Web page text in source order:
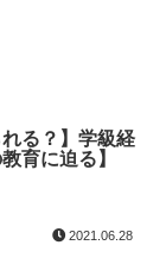
れる？】学級経
育に迫る】
2021.06.28